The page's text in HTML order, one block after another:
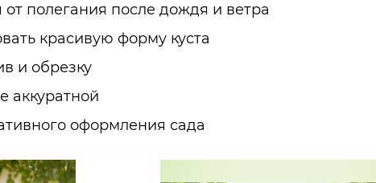
полегания после дождя и ветра
красивую форму куста
и обрезку
аккуратной
оформления сада